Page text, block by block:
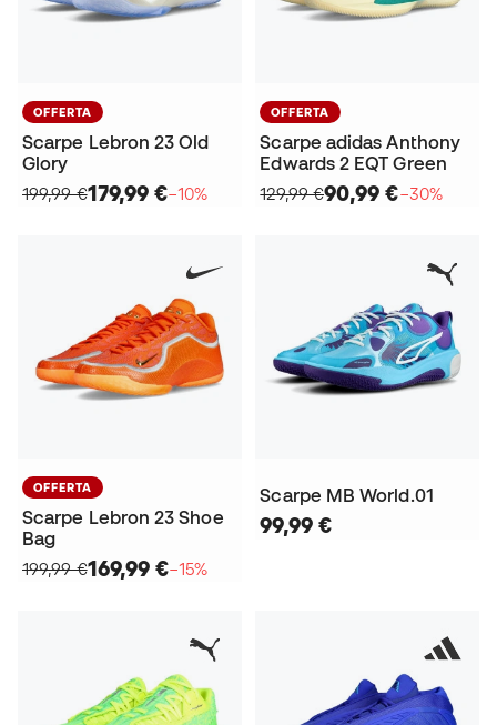
OFFERTA
Scarpe Lebron 23 Old
Glory
199,99 €179,99 €−10%
OFFERTA
Scarpe adidas Anthony
Edwards 2 EQT Green
129,99 €90,99 €−30%
OFFERTA
Scarpe Lebron 23 Shoe
Bag
199,99 €169,99 €−15%
Scarpe MB World.01
99,99 €